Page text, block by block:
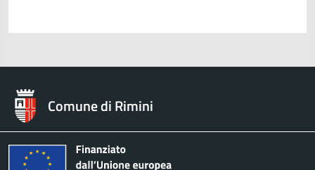
Comune di Rimini